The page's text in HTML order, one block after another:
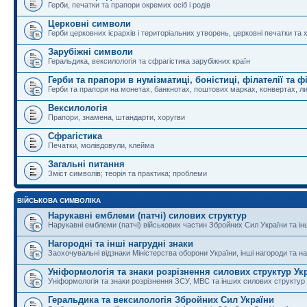
Герби, печатки та прапори окремих осіб і родів
Церковні символи
Герби церковних ієрархів і територіальних утворень, церковні печатки та
Зарубіжні символи
Геральдика, вексилологія та сфрагістика зарубіжних країн
Герби та прапори в нумізматиці, боністиці, філателії та
Герби та прапори на монетах, банкнотах, поштових марках, конвертах,
Вексилологія
Прапори, знамена, штандарти, хоругви
Сфрагістика
Печатки, молівдовули, клейма
Загальні питання
Зміст символів; теорія та практика; проблеми
ВІЙСЬКОВА СИМВОЛІКА
Нарукавні емблеми (патчі) силових структур
Нарукавні емблеми (патчі) військових частин Збройних Сил України та
Нагородні та інші нагрудні знаки
Заохочувальні відзнаки Міністерства оборони України, інші нагороди та
Уніформологія та знаки розрізнення силових структур
Уніформологія та знаки розрізнення ЗСУ, МВС та інших силових структур
Геральдика та вексилологія Збройних Сил України